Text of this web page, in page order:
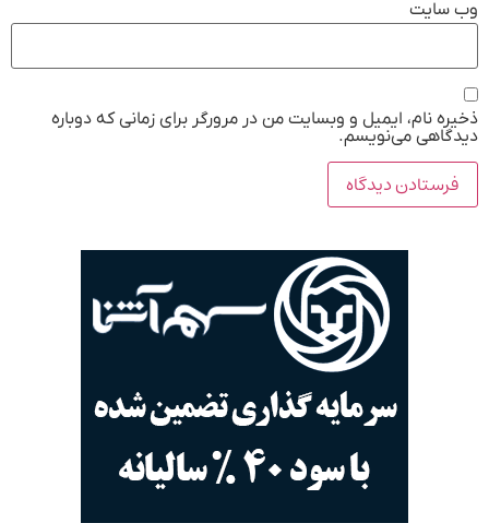
وب‌ سایت
ذخیره نام، ایمیل و وبسایت من در مرورگر برای زمانی که دوباره
دیدگاهی می‌نویسم.